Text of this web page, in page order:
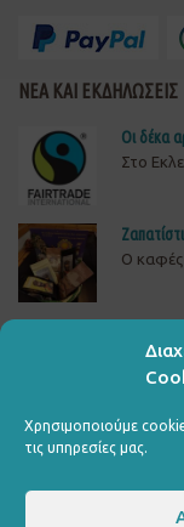
Χρησιμοποιούμε
τις υπηρεσίες μας.
ΝΕΑ ΚΑΙ ΕΚΔΗΛΩΣΕΙΣ
Οι δέκα
Στο
O καφές
ΔΕΙΤΕ,